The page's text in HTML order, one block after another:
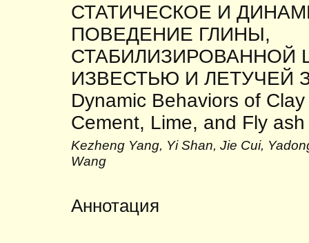
СТАТИЧЕСКОЕ И
ПОВЕДЕНИЕ ГЛИНЫ,
СТАБИЛИЗИРОВАННОЙ
ИЗВЕСТЬЮ И ЛЕТУЧЕЙ
Dynamic Behaviors of
Cement, Lime, and Fly
Kezheng Yang, Yi Shan, Jie Cui,
Wang
Аннотация